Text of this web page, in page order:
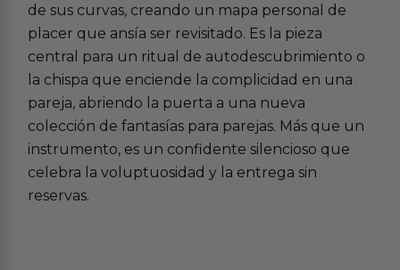
de sus curvas, creando un mapa personal de
placer que ansía ser revisitado. Es la pieza
central para un ritual de autodescubrimiento o
la chispa que enciende la complicidad en una
pareja, abriendo la puerta a una nueva
colección defantasías para parejas. Más que un
instrumento, es un confidente silencioso que
celebra la voluptuosidad y la entrega sin
reservas.